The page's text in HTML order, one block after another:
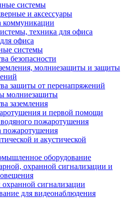
системы
и аксессуары
коммуникации
техника для офиса
офиса
системы
безопасности
молниезащиты и защиты
защиты от перенапряжений
молниезащиты
заземления
и первой помощи
пожаротушения
пожаротушения
и акустической
оборудование
охранной сигнализации и
сигнализации
для видеонаблюдения